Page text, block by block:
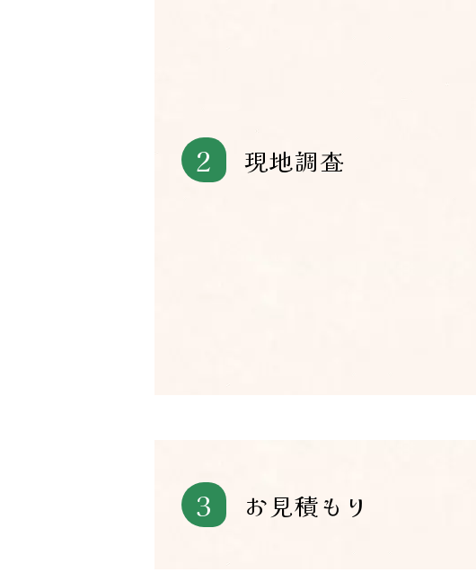
2 現地調査
3 お見積もり